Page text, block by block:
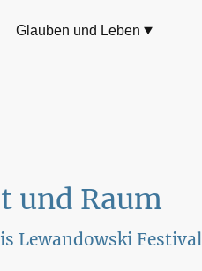
Glauben und Leben
und Raum
Lewandowski Festival